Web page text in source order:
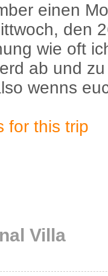
einen
den
wie oft
ab und
wenns
for this trip
Villa